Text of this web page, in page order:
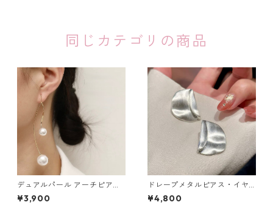
同じカテゴリの商品
デュアルパール アーチピアス
（シルバー・ゴールド）：679
¥3,900
ドレープメタルピアス・イヤ
リング（ゴールド・シルバ
ー）：673
¥4,800